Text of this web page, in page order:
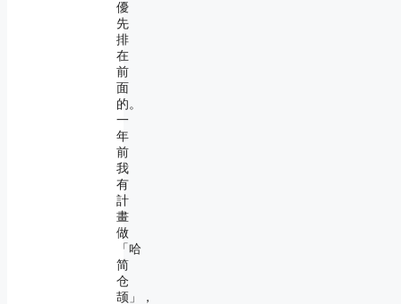
優
先
排
在
前
面
的。
一
年
前
我
有
計
畫
做
「哈
简
仓
颉」，